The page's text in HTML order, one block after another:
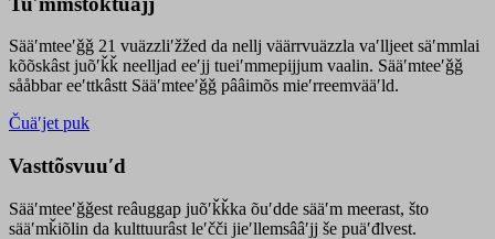
Sääʹmteeʹǧǧ 21 vuäzzliʹžžed da nellj väärrvuäzzla vaʹlljeet säʹmmlai
kõõskâst juõʹǩǩ neelljad eeʹjj tueiʹmmepijjum vaalin. Sääʹmteeʹǧǧ
sååbbar eeʹttkâstt Sääʹmteeʹǧǧ pââimõs mieʹrreemvääʹld.
Čuäʹjet puk
Vasttõsvuuʹd
Sääʹmteeʹǧǧest reâuggap juõʹǩǩka õuʹdde sääʹm meerast, što
sääʹmǩiõlin da kulttuurâst leʹčči jieʹllemsââʹjj še puäʹđlvest.